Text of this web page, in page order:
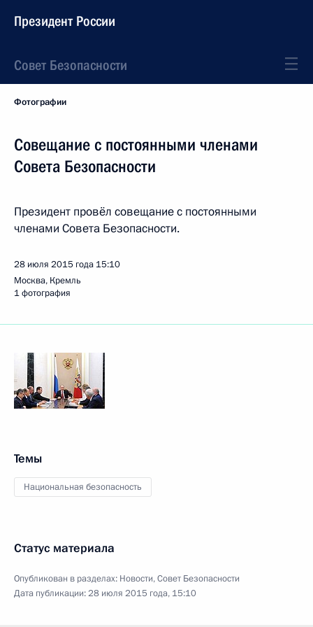
Президент России
Совет Безопасности
Фотографии
Совещание с постоянными членами
Совета Безопасности
Президент провёл совещание с постоянными
членами Совета Безопасности.
28 июля 2015 года 15:10
Москва, Кремль
1 фотография
Темы
Национальная безопасность
Статус материала
Опубликован в разделах: Новости,Совет Безопасности
Дата публикации:28 июля 2015 года, 15:10